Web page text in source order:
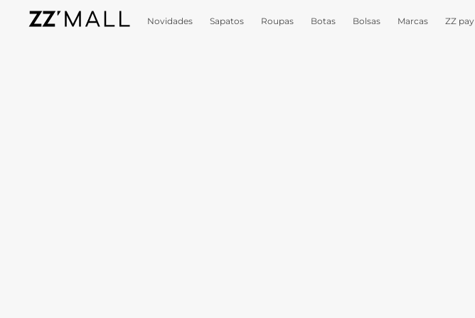
Novidades Sapatos Roupas Botas Bolsas Marcas ZZ pay